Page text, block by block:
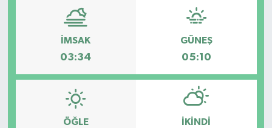
İMSAK
03:34
GÜNEŞ
05:10
ÖĞLE İKINDI